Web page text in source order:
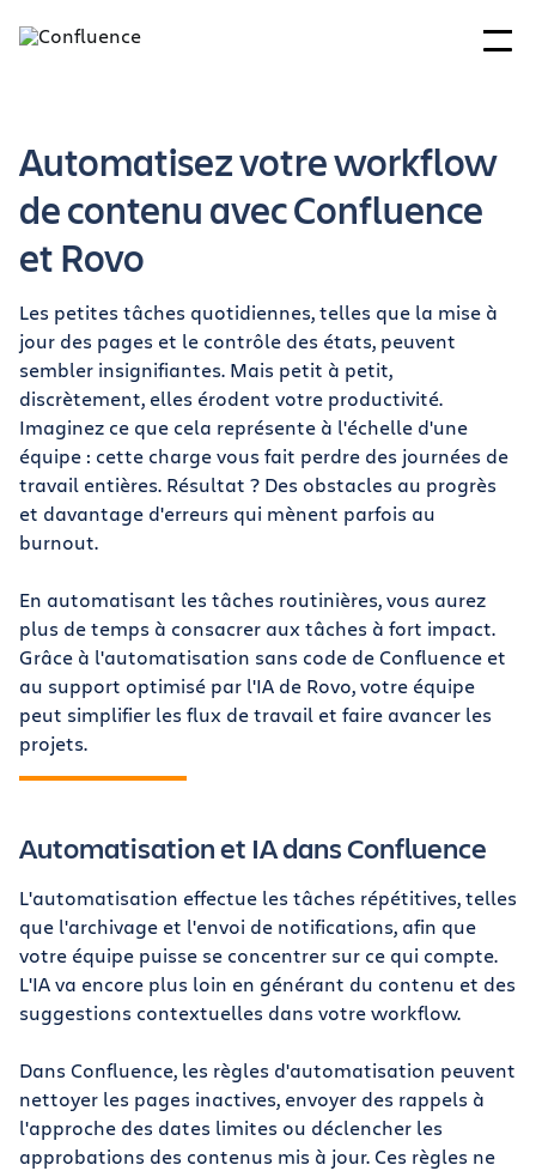
Automatisez votre workflow
de contenu avec Confluence
et Rovo
Les petites tâches quotidiennes, telles que la mise à
jour des pages et le contrôle des états, peuvent
sembler insignifiantes. Mais petit à petit,
discrètement, elles érodent votre productivité.
Imaginez ce que cela représente à l'échelle d'une
équipe : cette charge vous fait perdre des journées de
travail entières. Résultat ? Des obstacles au progrès
et davantage d'erreurs qui mènent parfois au
burnout.
En automatisant les tâches routinières, vous aurez
plus de temps à consacrer aux tâches à fort impact.
Grâce à l'automatisation sans code de Confluence et
au support optimisé par l'IA de Rovo, votre équipe
peut simplifier les flux de travail et faire avancer les
projets.
Automatisation et IA dans Confluence
L'automatisation effectue les tâches répétitives, telles
que l'archivage et l'envoi de notifications, afin que
votre équipe puisse se concentrer sur ce qui compte.
L'IA va encore plus loin en générant du contenu et des
suggestions contextuelles dans votre workflow.
Dans Confluence, les règles d'automatisation peuvent
nettoyer les pages inactives, envoyer des rappels à
l'approche des dates limites ou déclencher les
approbations des contenus mis à jour. Ces règles ne